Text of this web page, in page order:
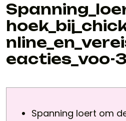
Eacties_voo-
Spanning loert om